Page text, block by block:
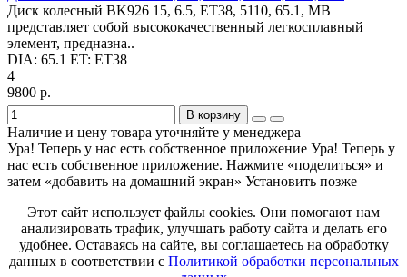
Диск колесный BK926 15, 6.5, ET38, 5110, 65.1, MB
представляет собой высококачественный легкосплавный
элемент, предназна..
DIA: 65.1 ET: ET38
4
9800 р.
В корзину
Наличие и цену товара уточняйте у менеджера
Ура! Теперь у нас есть собственное приложение Ура! Теперь у
нас есть собственное приложение. Нажмите «поделиться» и
затем «добавить на домашний экран» Установить позже
Этот сайт использует файлы cookies. Они помогают нам
анализировать трафик, улучшать работу сайта и делать его
удобнее. Оставаясь на сайте, вы соглашаетесь на обработку
данных в соответствии с Политикой обработки персональных